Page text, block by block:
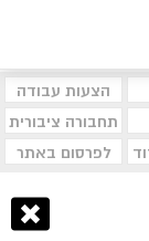
הצעות עבודה
תחבורה ציבורית
לפרסום באתר